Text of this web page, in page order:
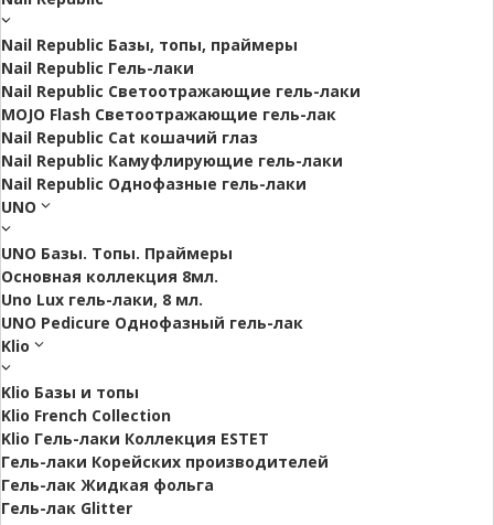
Nail Republic Базы, топы, праймеры
Nail Republic Гель-лаки
Nail Republic Светоотражающие гель-лаки
MOJO Flash Светоотражающие гель-лак
Nail Republic Cat кошачий глаз
Nail Republic Камуфлирующие гель-лаки
Nail Republic Однофазные гель-лаки
UNO
UNO Базы. Топы. Праймеры
Основная коллекция 8мл.
Uno Lux гель-лаки, 8 мл.
UNO Pedicure Однофазный гель-лак
Klio
Klio Базы и топы
Klio French Collection
Klio Гель-лаки Коллекция ESTET
Гель-лаки Корейских производителей
Гель-лак Жидкая фольга
Гель-лак Glitter